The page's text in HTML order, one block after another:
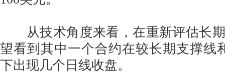
从技术角度来看，在重新评估长期
望看到其中一个合约在较长期支撑线
下出现几个日线收盘。